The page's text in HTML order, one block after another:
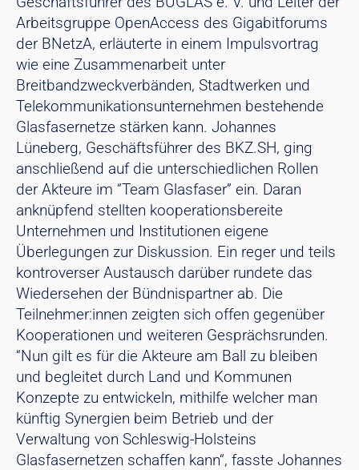
Arbeitsgruppe OpenAccess des Gigabitforums
der BNetzA, erläuterte in einem Impulsvortrag
wie eine Zusammenarbeit unter
Breitbandzweckverbänden, Stadtwerken und
Telekommunikationsunternehmen bestehende
Glasfasernetze stärken kann. Johannes
Lüneberg, Geschäftsführer des BKZ.SH, ging
anschließend auf die unterschiedlichen Rollen
der Akteure im “Team Glasfaser” ein. Daran
anknüpfend stellten kooperationsbereite
Unternehmen und Institutionen eigene
Überlegungen zur Diskussion. Ein reger und teils
kontroverser Austausch darüber rundete das
Wiedersehen der Bündnispartner ab. Die
Teilnehmer:innen zeigten sich offen gegenüber
Kooperationen und weiteren Gesprächsrunden.
“Nun gilt es für die Akteure am Ball zu bleiben
und begleitet durch Land und Kommunen
Konzepte zu entwickeln, mithilfe welcher man
künftig Synergien beim Betrieb und der
Verwaltung von Schleswig-Holsteins
Glasfasernetzen schaffen kann“, fasste Johannes